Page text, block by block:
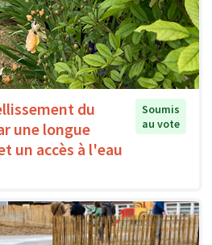
du
une longue
un accès à l'eau
Soumis
au vote